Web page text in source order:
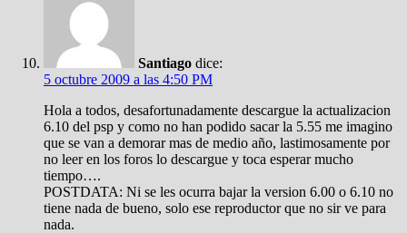
Santiago dice:
5 octubre 2009 a las 4:50 PM
Hola a todos, desafortunadamente descargue la actualizacion
6.10 del psp y como no han podido sacar la 5.55 me imagino
que se van a demorar mas de medio año, lastimosamente por
no leer en los foros lo descargue y toca esperar mucho
tiempo….
POSTDATA: Ni se les ocurra bajar la version 6.00 o 6.10 no
tiene nada de bueno, solo ese reproductor que no sir ve para
nada.